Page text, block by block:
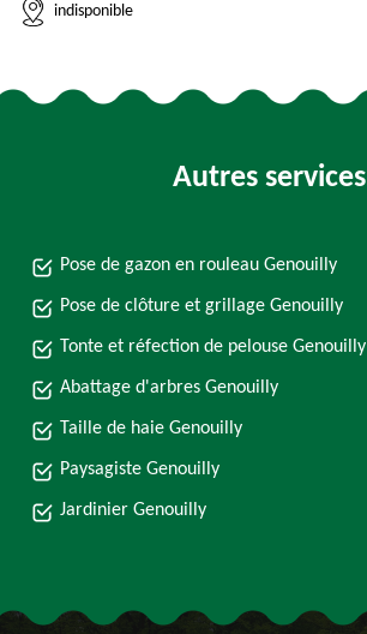
indisponible
Autres services
Pose de gazon en rouleau Genouilly
Pose de clôture et grillage Genouilly
Tonte et réfection de pelouse Genouilly
Abattage d'arbres Genouilly
Taille de haie Genouilly
Paysagiste Genouilly
Jardinier Genouilly